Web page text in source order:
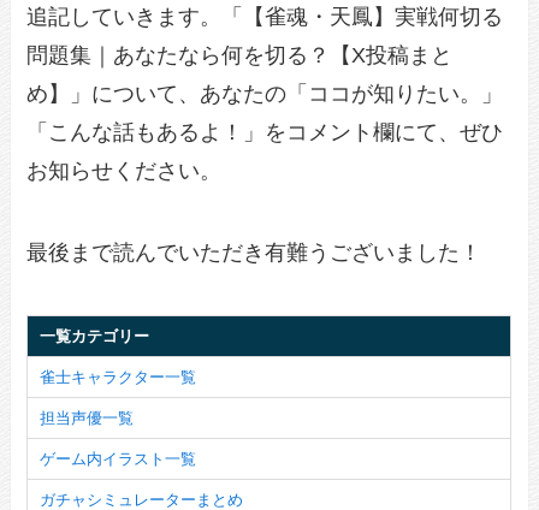
追記していきます。「【雀魂・天鳳】実戦何切る
問題集｜あなたなら何を切る？【X投稿まと
め】」について、あなたの「ココが知りたい。」
「こんな話もあるよ！」をコメント欄にて、ぜひ
お知らせください。
最後まで読んでいただき有難うございました！
一覧カテゴリー
雀士キャラクター一覧
担当声優一覧
ゲーム内イラスト一覧
ガチャシミュレーターまとめ